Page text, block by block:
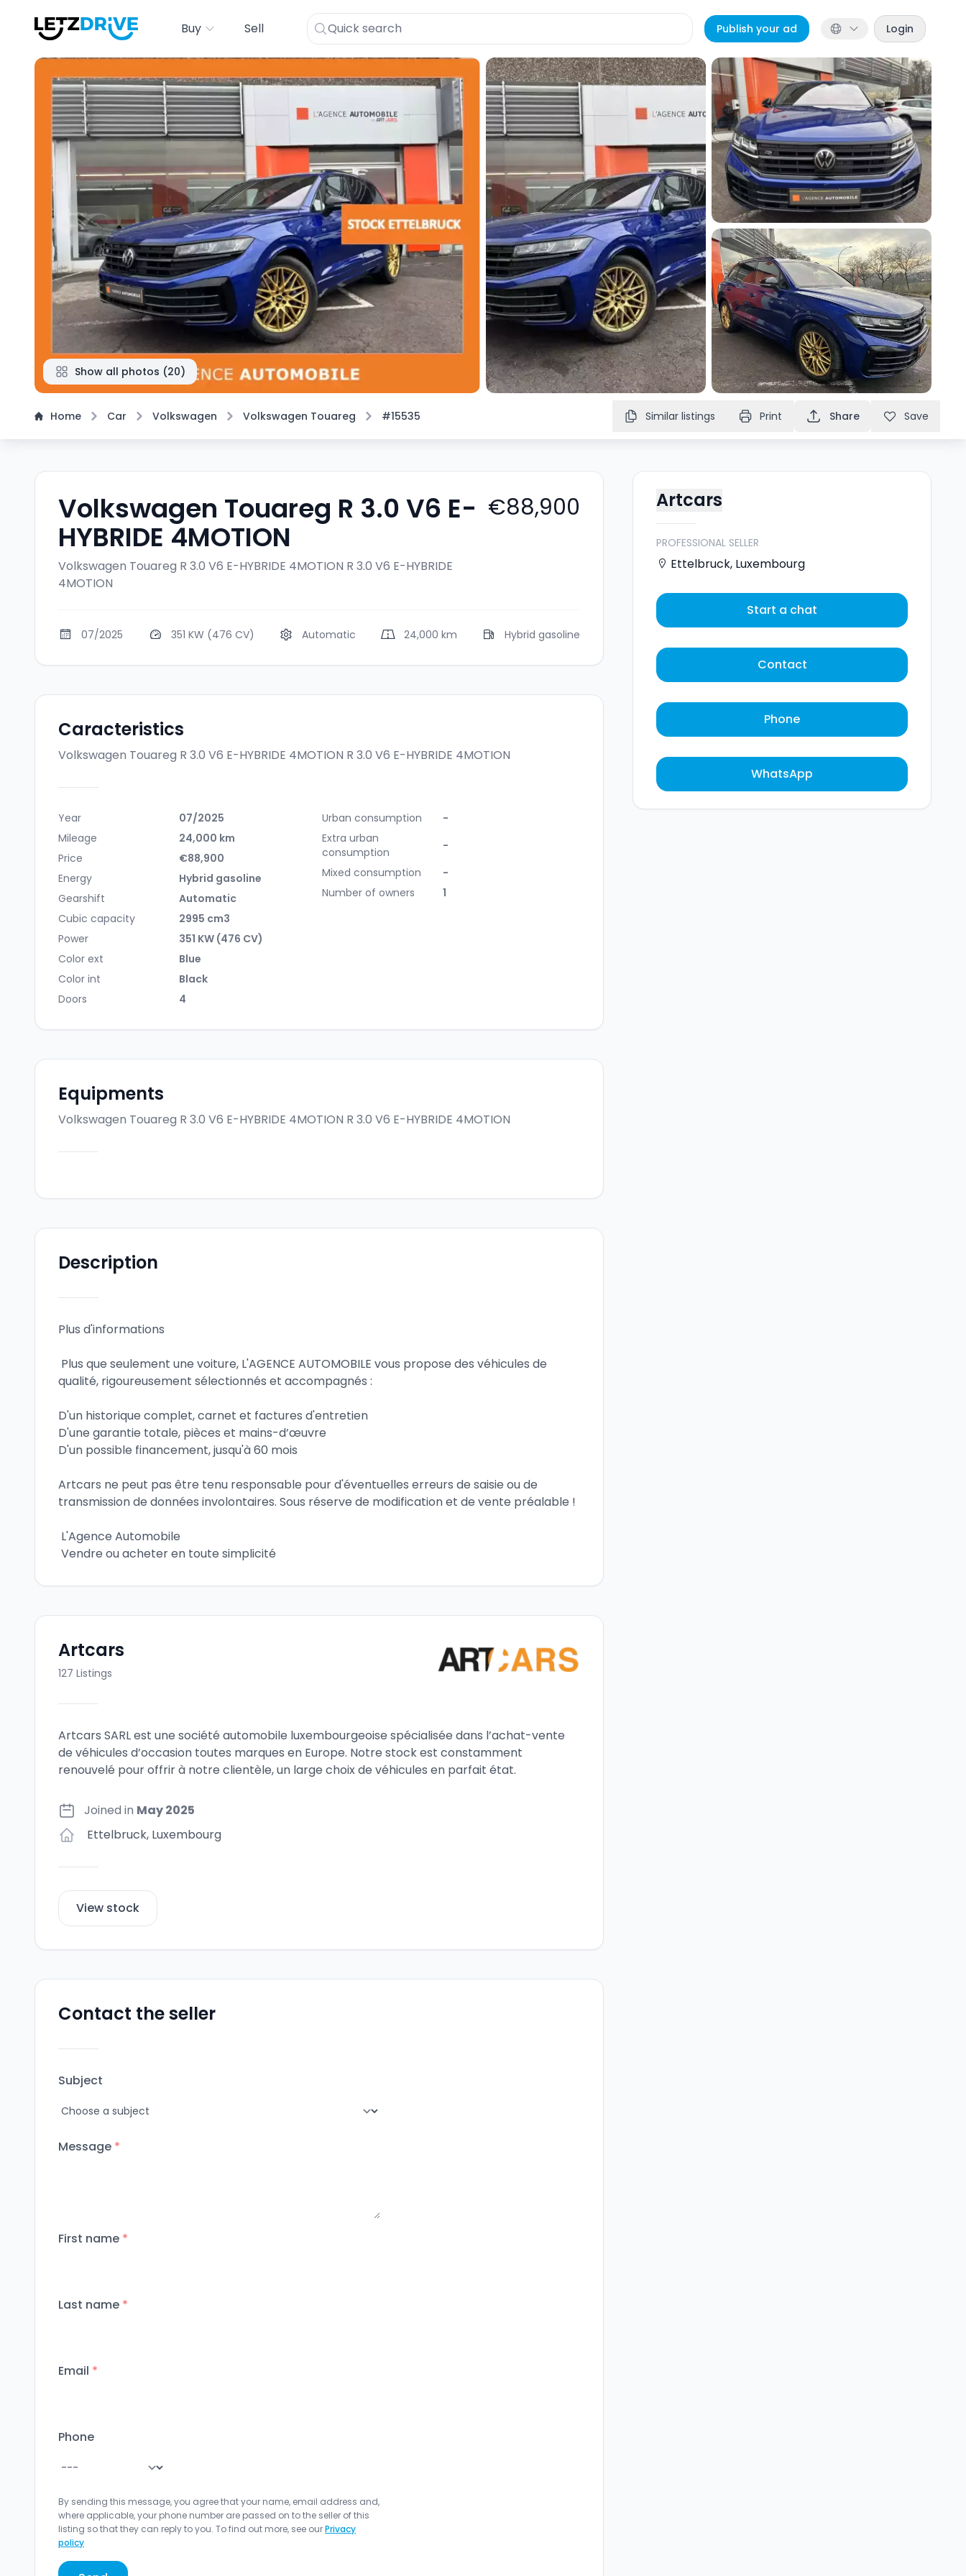
Buy Sell Publish your ad Login
Show all photos (20)
Home Car Volkswagen Volkswagen Touareg #15535 Similar listings Print Share Save
Volkswagen Touareg R 3.0 V6 E-
HYBRIDE 4MOTION
Volkswagen Touareg R 3.0 V6 E-HYBRIDE 4MOTION R 3.0 V6 E-HYBRIDE
4MOTION
€88,900
07/2025 351 KW (476 CV) Automatic 24,000 km Hybrid gasoline
Caracteristics
Volkswagen Touareg R 3.0 V6 E-HYBRIDE 4MOTION R 3.0 V6 E-HYBRIDE 4MOTION
Year
07/2025
Mileage
24,000 km
Price
€88,900
Energy
Hybrid gasoline
Gearshift
Automatic
Cubic capacity
2995 cm3
Power
351 KW (476 CV)
Color ext
Blue
Color int
Black
Doors
4
Urban consumption
-
Extra urban
consumption
-
Mixed consumption
-
Number of owners
1
Equipments
Volkswagen Touareg R 3.0 V6 E-HYBRIDE 4MOTION R 3.0 V6 E-HYBRIDE 4MOTION
Description
Plus d'informations
qualité, rigoureusement sélectionnés et accompagnés :
D'un historique complet, carnet et factures d'entretien
D'une garantie totale, pièces et mains-d’œuvre
D'un possible financement, jusqu'à 60 mois
Artcars ne peut pas être tenu responsable pour d'éventuelles erreurs de saisie ou de
transmission de données involontaires. Sous réserve de modification et de vente préalable !
L'Agence Automobile
Vendre ou acheter en toute simplicité
Artcars
127 Listings
Artcars SARL est une société automobile luxembourgeoise spécialisée dans l’achat-vente
de véhicules d’occasion toutes marques en Europe. Notre stock est constamment
renouvelé pour offrir à notre clientèle, un large choix de véhicules en parfait état.
Joined in May 2025
Ettelbruck, Luxembourg
View stock
Contact the seller
Subject
Message *
First name *
Last name *
Email *
Phone
By sending this message, you agree that your name, email address and,
where applicable, your phone number are passed on to the seller of this
listing so that they can reply to you. To find out more, see ourPrivacy
policy
Artcars
PROFESSIONAL SELLER
Ettelbruck, Luxembourg
Start a chat
Contact
Phone
WhatsApp